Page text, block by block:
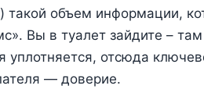
такой объем информации,
Вы в туалет зайдите –
уплотняется, отсюда
― доверие.